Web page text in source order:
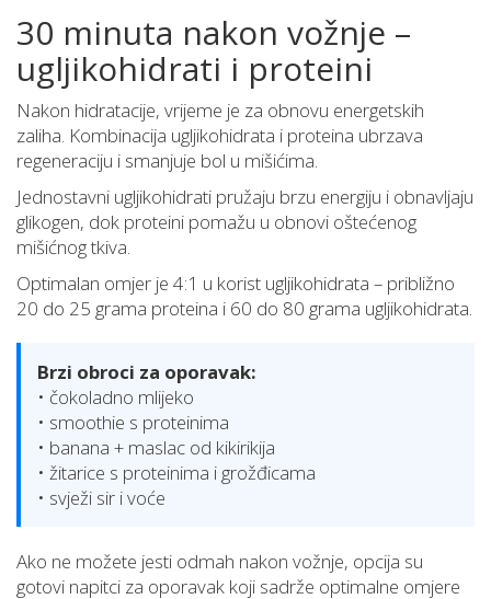
30 minuta nakon vožnje –
ugljikohidrati i proteini
Nakon hidratacije, vrijeme je za obnovu energetskih
zaliha. Kombinacija ugljikohidrata i proteina ubrzava
regeneraciju i smanjuje bol u mišićima.
Jednostavni ugljikohidrati pružaju brzu energiju i obnavljaju
glikogen, dok proteini pomažu u obnovi oštećenog
mišićnog tkiva.
Optimalan omjer je 4:1 u korist ugljikohidrata – približno
20 do 25 grama proteina i 60 do 80 grama ugljikohidrata.
Brzi obroci za oporavak:
• čokoladno mlijeko
• smoothie s proteinima
• banana + maslac od kikirikija
• žitarice s proteinima i grožđicama
• svježi sir i voće
Ako ne možete jesti odmah nakon vožnje, opcija su
gotovi napitci za oporavak koji sadrže optimalne omjere